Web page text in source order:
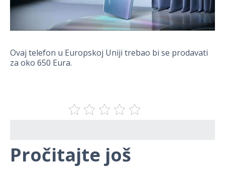
Ovaj telefon u Europskoj Uniji trebao bi se prodavati
za oko 650 Eura.
Pročitajte još